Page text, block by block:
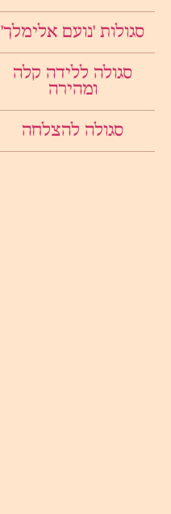
סגולות ׳נועם אלימלך׳
סגולה ללידה קלה
ומהירה
סגולה להצלחה